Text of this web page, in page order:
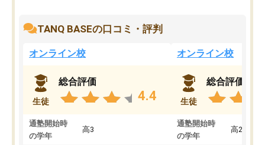
TANQ BASEの口コミ・評判
オンライン校
生徒
総合評価
4.4
通塾開始時
の学年
高3
オンライン校
生徒
総合評価
通塾開始時
の学年
高2